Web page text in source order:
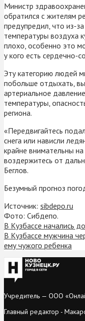
Министр
обратился с жителям
предупредил, что из-
температуры воздуха
плохо, особенно это
у кого есть сердечно-
Эту категорию людей
побольше отдыхать,
артериальное
температуры,
региона.
«Передвигайтесь
снега или нависли
крайне внимательны
воздержитесь от
Беглов.
Безумный прогноз
Источник: sibdepo.ru
Фото: Сибдепо.
В Кузбассе начались
В Кузбассе мужчина
ему чужого ребенка
Учредитель — ООО
Главный редактор -